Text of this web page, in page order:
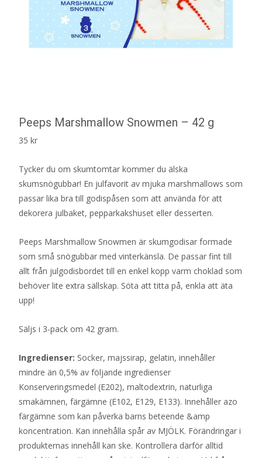
Peeps Marshmallow Snowmen – 42 g
35 kr
Tycker du om skumtomtar kommer du älska
skumsnögubbar! En julfavorit av mjuka marshmallows som
passar lika bra till godispåsen som att använda för att
dekorera julbaket, pepparkakshuset eller desserten.
Peeps Marshmallow Snowmen är skumgodisar formade
som små snögubbar med vinterkänsla. De passar fint till
allt från julgodisbordet till en enkel kopp varm choklad som
behöver lite extra sällskap. Söta att titta på, enkla att äta
upp!
Säljs i 3-pack om 42 gram.
Ingredienser: Socker, majssirap, gelatin, innehåller
mindre än 0,5% av följande ingredienser
Konserveringsmedel (E202), maltodextrin, naturliga
smakämnen, färgämne (E102, E129, E133). Innehåller azo
färgämne som kan påverka barns beteende &amp
koncentration. Kan innehålla spår av MJÖLK. Förändringar i
produkternas innehåll kan ske. Kontrollera därför alltid